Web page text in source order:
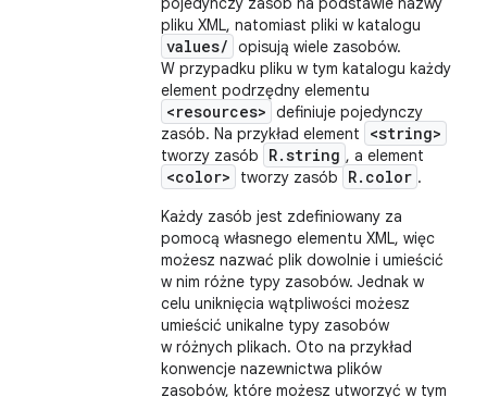
pliku XML, natomiast pliki w katalogu
values/ opisują wiele zasobów.
W przypadku pliku w tym katalogu każdy
element podrzędny elementu
<resources> definiuje pojedynczy
zasób. Na przykład element
<string>
tworzy zasób R.string , a element
<color> tworzy zasób R.color .
Każdy zasób jest zdefiniowany za
pomocą własnego elementu XML, więc
możesz nazwać plik dowolnie i umieścić
w nim różne typy zasobów. Jednak w
celu uniknięcia wątpliwości możesz
umieścić unikalne typy zasobów
w różnych plikach. Oto na przykład
konwencje nazewnictwa plików
zasobów, które możesz utworzyć w tym